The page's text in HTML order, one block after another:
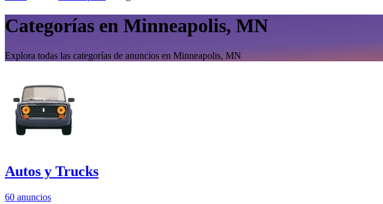
Categorías en Minneapolis, MN
Explora todas las categorías de anuncios en Minneapolis, MN
Autos y Trucks
60 anuncios